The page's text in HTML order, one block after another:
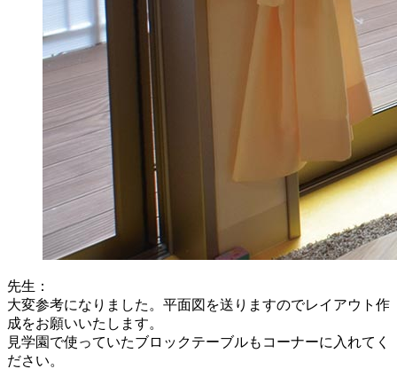
先生：
大変参考になりました。平面図を送りますのでレイアウト作
成をお願いいたします。
見学園で使っていたブロックテーブルもコーナーに入れてく
ださい。